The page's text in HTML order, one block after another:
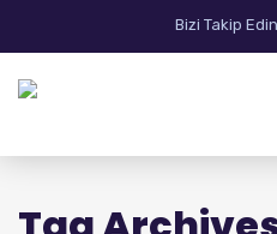
Bizi Takip